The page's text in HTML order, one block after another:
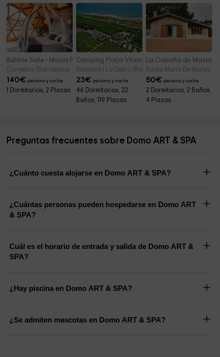
Bubble Suite - Masía Pla del Bosc
Canyelles (Barcelona)
140€ persona y noche
1 Dormitorios, 2 Plazas
Camping Platja Vilanova
Vilanova I La Geltru (Barcelona)
23€ persona y noche
46 Dormitorios, 23
Baños, 119 Plazas
La Cabaña de Masía
Santa Maria De Merles
50€ persona y noche
2 Dormitorios, 2 Baños,
4 Plazas
Preguntas frecuentes sobre Domo ART & SPA
¿Cuánto cuesta alojarse en Domo ART & SPA?
¿Cuántas personas pueden hospedarse en Domo ART
& SPA?
Cuál es el horario de entrada y salida de Domo ART &
SPA?
¿Hay piscina en Domo ART & SPA?
¿Se admiten mascotas en Domo ART & SPA?